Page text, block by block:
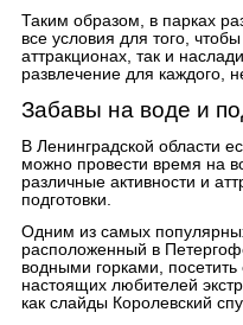
Таким образом, в парках
все условия для того,
аттракционах, так и
развлечение для каждого,
Забавы на воде и
В Ленинградской области
можно провести время на
различные активности и
подготовки.
Одним из самых
расположенный в
водными горками,
настоящих любителей
как слайды Королевский